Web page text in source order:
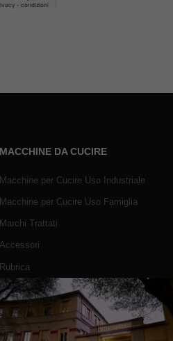
MACCHINE DA CUCIRE
Macchine per Cucire Uso Industriale
Macchine per Cucire Uso Famiglia
Marchi Trattati
Accessori
Rubrica